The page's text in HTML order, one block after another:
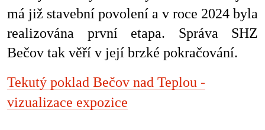
má již stavební povolení a v roce 2024 byla
realizována první etapa. Správa SHZ
Bečov tak věří v její brzké pokračování.
Tekutý poklad Bečov nad Teplou -
vizualizace expozice